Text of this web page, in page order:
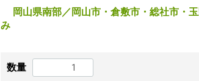
岡山県南部／岡山市・倉敷市・総社市・
み
数量